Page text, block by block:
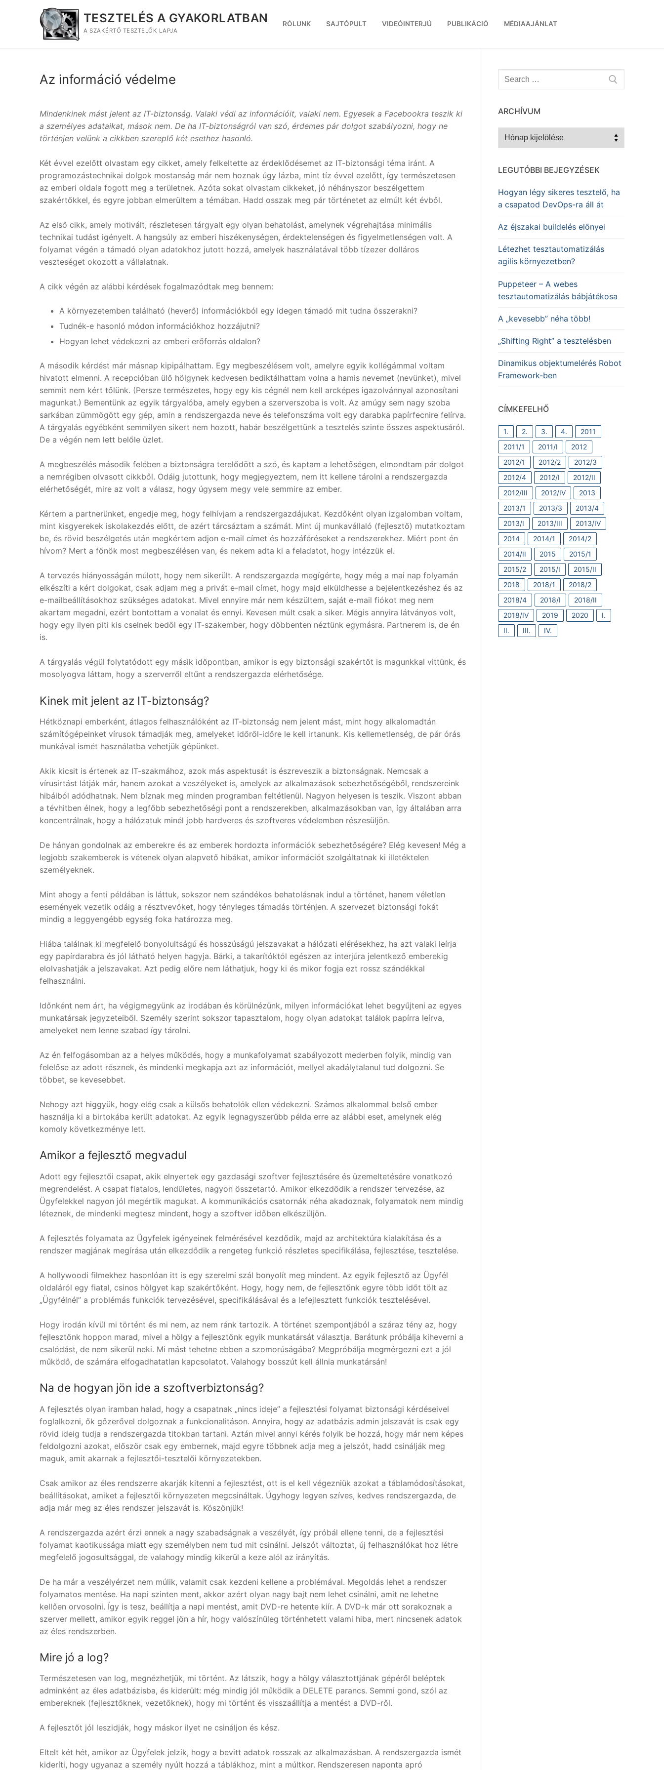
TESZTELÉS A GYAKORLATBAN
A SZAKÉRTŐ TESZTELŐK LAPJA
RÓLUNK SAJTÓPULT VIDEÓINTERJÚ PUBLIKÁCIÓ MÉDIAAJÁNLAT
Az információ védelme
Mindenkinek mást jelent az IT-biztonság. Valaki védi az információit, valaki nem. Egyesek a Facebookra teszik ki
a személyes adataikat, mások nem. De ha IT-biztonságról van szó, érdemes pár dolgot szabályozni, hogy ne
történjen velünk a cikkben szereplő két esethez hasonló.
Két évvel ezelőtt olvastam egy cikket, amely felkeltette az érdeklődésemet az IT-biztonsági téma iránt. A
programozástechnikai dolgok mostanság már nem hoznak úgy lázba, mint tíz évvel ezelőtt, így természetesen
az emberi oldala fogott meg a területnek. Azóta sokat olvastam cikkeket, jó néhányszor beszélgettem
szakértőkkel, és egyre jobban elmerültem a témában. Hadd osszak meg pár történetet az elmúlt két évből.
Az első cikk, amely motivált, részletesen tárgyalt egy olyan behatolást, amelynek végrehajtása minimális
technikai tudást igényelt. A hangsúly az emberi hiszékenységen, érdektelenségen és figyelmetlenségen volt. A
folyamat végén a támadó olyan adatokhoz jutott hozzá, amelyek használatával több tízezer dolláros
veszteséget okozott a vállalatnak.
A cikk végén az alábbi kérdések fogalmazódtak meg bennem:
A környezetemben található (heverő) információkból egy idegen támadó mit tudna összerakni?
Tudnék-e hasonló módon információkhoz hozzájutni?
Hogyan lehet védekezni az emberi erőforrás oldalon?
A második kérdést már másnap kipipálhattam. Egy megbeszélésem volt, amelyre egyik kollégámmal voltam
hivatott elmenni. A recepcióban ülő hölgynek kedvesen bediktálhattam volna a hamis nevemet (nevünket), mivel
semmit nem kért tőlünk. (Persze természetes, hogy egy kis cégnél nem kell arcképes igazolvánnyal azonosítani
magunkat.) Bementünk az egyik tárgyalóba, amely egyben a szerverszoba is volt. Az amúgy sem nagy szoba
sarkában zümmögött egy gép, amin a rendszergazda neve és telefonszáma volt egy darabka papírfecnire felírva.
A tárgyalás egyébként semmilyen sikert nem hozott, habár beszélgettünk a tesztelés szinte összes aspektusáról.
De a végén nem lett belőle üzlet.
A megbeszélés második felében a biztonságra terelődött a szó, és kaptam a lehetőségen, elmondtam pár dolgot
a nemrégiben olvasott cikkből. Odáig jutottunk, hogy megjegyeztem, nem itt kellene tárolni a rendszergazda
elérhetőségét, mire az volt a válasz, hogy úgysem megy vele semmire az ember.
Kértem a partnerünket, engedje meg, hogy felhívjam a rendszergazdájukat. Kezdőként olyan izgalomban voltam,
mint kisgyerekek iskolakezdés előtt, de azért tárcsáztam a számát. Mint új munkavállaló (fejlesztő) mutatkoztam
be, és rövid beszélgetés után megkértem adjon e-mail címet és hozzáféréseket a rendszerekhez. Miért pont én
hívom? Mert a főnök most megbeszélésen van, és nekem adta ki a feladatot, hogy intézzük el.
A tervezés hiányosságán múlott, hogy nem sikerült. A rendszergazda megígérte, hogy még a mai nap folyamán
elkészíti a kért dolgokat, csak adjam meg a privát e-mail címet, hogy majd elküldhesse a bejelentkezéshez és az
e-mailbeállításokhoz szükséges adatokat. Mivel ennyire már nem készültem, saját e-mail fiókot meg nem
akartam megadni, ezért bontottam a vonalat és ennyi. Kevesen múlt csak a siker. Mégis annyira látványos volt,
hogy egy ilyen piti kis cselnek bedől egy IT-szakember, hogy döbbenten néztünk egymásra. Partnerem is, de én
is.
A tárgyalás végül folytatódott egy másik időpontban, amikor is egy biztonsági szakértőt is magunkkal vittünk, és
mosolyogva láttam, hogy a szerverről eltűnt a rendszergazda elérhetősége.
Kinek mit jelent az IT-biztonság?
Hétköznapi emberként, átlagos felhasználóként az IT-biztonság nem jelent mást, mint hogy alkalomadtán
számítógépeinket vírusok támadják meg, amelyeket időről-időre le kell irtanunk. Kis kellemetlenség, de pár órás
munkával ismét használatba vehetjük gépünket.
Akik kicsit is értenek az IT-szakmához, azok más aspektusát is észreveszik a biztonságnak. Nemcsak a
vírusirtást látják már, hanem azokat a veszélyeket is, amelyek az alkalmazások sebezhetőségéből, rendszereink
hibáiból adódhatnak. Nem bíznak meg minden programban feltétlenül. Nagyon helyesen is teszik. Viszont abban
a tévhitben élnek, hogy a legfőbb sebezhetőségi pont a rendszerekben, alkalmazásokban van, így általában arra
koncentrálnak, hogy a hálózatuk minél jobb hardveres és szoftveres védelemben részesüljön.
De hányan gondolnak az emberekre és az emberek hordozta információk sebezhetőségére? Elég kevesen! Még a
legjobb szakemberek is vétenek olyan alapvető hibákat, amikor információt szolgáltatnak ki illetéktelen
személyeknek.
Mint ahogy a fenti példában is láttuk, sokszor nem szándékos behatolásnak indul a történet, hanem véletlen
események vezetik odáig a résztvevőket, hogy tényleges támadás történjen. A szervezet biztonsági fokát
mindig a leggyengébb egység foka határozza meg.
Hiába találnak ki megfelelő bonyolultságú és hosszúságú jelszavakat a hálózati elérésekhez, ha azt valaki leírja
egy papírdarabra és jól látható helyen hagyja. Bárki, a takarítóktól egészen az interjúra jelentkező emberekig
elolvashatják a jelszavakat. Azt pedig előre nem láthatjuk, hogy ki és mikor fogja ezt rossz szándékkal
felhasználni.
Időnként nem árt, ha végigmegyünk az irodában és körülnézünk, milyen információkat lehet begyűjteni az egyes
munkatársak jegyzeteiből. Személy szerint sokszor tapasztalom, hogy olyan adatokat találok papírra leírva,
amelyeket nem lenne szabad így tárolni.
Az én felfogásomban az a helyes működés, hogy a munkafolyamat szabályozott mederben folyik, mindig van
felelőse az adott résznek, és mindenki megkapja azt az információt, mellyel akadálytalanul tud dolgozni. Se
többet, se kevesebbet.
Nehogy azt higgyük, hogy elég csak a külsős behatolók ellen védekezni. Számos alkalommal belső ember
használja ki a birtokába került adatokat. Az egyik legnagyszerűbb példa erre az alábbi eset, amelynek elég
komoly következménye lett.
Amikor a fejlesztő megvadul
Adott egy fejlesztői csapat, akik elnyertek egy gazdasági szoftver fejlesztésére és üzemeltetésére vonatkozó
megrendelést. A csapat fiatalos, lendületes, nagyon összetartó. Amikor elkezdődik a rendszer tervezése, az
Ügyfelekkel nagyon jól megértik magukat. A kommunikációs csatornák néha akadoznak, folyamatok nem mindig
léteznek, de mindenki megtesz mindent, hogy a szoftver időben elkészüljön.
A fejlesztés folyamata az Ügyfelek igényeinek felmérésével kezdődik, majd az architektúra kialakítása és a
rendszer magjának megírása után elkezdődik a rengeteg funkció részletes specifikálása, fejlesztése, tesztelése.
A hollywoodi filmekhez hasonlóan itt is egy szerelmi szál bonyolít meg mindent. Az egyik fejlesztő az Ügyfél
oldaláról egy fiatal, csinos hölgyet kap szakértőként. Hogy, hogy nem, de fejlesztőnk egyre több időt tölt az
„Ügyfélnél” a problémás funkciók tervezésével, specifikálásával és a lefejlesztett funkciók tesztelésével.
Hogy irodán kívül mi történt és mi nem, az nem ránk tartozik. A történet szempontjából a száraz tény az, hogy
fejlesztőnk hoppon marad, mivel a hölgy a fejlesztőnk egyik munkatársát választja. Barátunk próbálja kiheverni a
csalódást, de nem sikerül neki. Mi mást tehetne ebben a szomorúságába? Megpróbálja megmérgezni ezt a jól
működő, de számára elfogadhatatlan kapcsolatot. Valahogy bosszút kell állnia munkatársán!
Na de hogyan jön ide a szoftverbiztonság?
A fejlesztés olyan iramban halad, hogy a csapatnak „nincs ideje” a fejlesztési folyamat biztonsági kérdéseivel
foglalkozni, ők gőzerővel dolgoznak a funkcionalitáson. Annyira, hogy az adatbázis admin jelszavát is csak egy
rövid ideig tudja a rendszergazda titokban tartani. Aztán mivel annyi kérés folyik be hozzá, hogy már nem képes
feldolgozni azokat, először csak egy embernek, majd egyre többnek adja meg a jelszót, hadd csinálják meg
maguk, amit akarnak a fejlesztői-tesztelői környezetekben.
Csak amikor az éles rendszerre akarják kitenni a fejlesztést, ott is el kell végezniük azokat a táblamódosításokat,
beállításokat, amiket a fejlesztői környezeten megcsináltak. Úgyhogy legyen szíves, kedves rendszergazda, de
adja már meg az éles rendszer jelszavát is. Köszönjük!
A rendszergazda azért érzi ennek a nagy szabadságnak a veszélyét, így próbál ellene tenni, de a fejlesztési
folyamat kaotikussága miatt egy személyben nem tud mit csinálni. Jelszót változtat, új felhasználókat hoz létre
megfelelő jogosultsággal, de valahogy mindig kikerül a keze alól az irányítás.
De ha már a veszélyérzet nem múlik, valamit csak kezdeni kellene a problémával. Megoldás lehet a rendszer
folyamatos mentése. Ha napi szinten ment, akkor azért olyan nagy bajt nem lehet csinálni, amit ne lehetne
kellően orvosolni. Így is tesz, beállítja a napi mentést, amit DVD-re hetente kiír. A DVD-k már ott sorakoznak a
szerver mellett, amikor egyik reggel jön a hír, hogy valószínűleg történhetett valami hiba, mert nincsenek adatok
az éles rendszerben.
Mire jó a log?
Természetesen van log, megnézhetjük, mi történt. Az látszik, hogy a hölgy választottjának gépéről beléptek
adminként az éles adatbázisba, és kiderült: még mindig jól működik a DELETE parancs. Semmi gond, szól az
embereknek (fejlesztőknek, vezetőknek), hogy mi történt és visszaállítja a mentést a DVD-ről.
A fejlesztőt jól leszidják, hogy máskor ilyet ne csináljon és kész.
Eltelt két hét, amikor az Ügyfelek jelzik, hogy a bevitt adatok rosszak az alkalmazásban. A rendszergazda ismét
kideríti, hogy ugyanaz a személy nyúlt hozzá a táblákhoz, mint a múltkor. Rendszeresen naponta apró
Keresése:
ARCHÍVUM
Archívum
LEGUTÓBBI BEJEGYZÉSEK
Hogyan légy sikeres tesztelő, ha
a csapatod DevOps-ra áll át
Az éjszakai buildelés előnyei
Létezhet tesztautomatizálás
agilis környezetben?
Puppeteer – A webes
tesztautomatizálás bábjátékosa
A „kevesebb” néha több!
„Shifting Right” a tesztelésben
Dinamikus objektumelérés Robot
Framework-ben
CÍMKEFELHŐ
1. 2. 3. 4.
2011
2011/1
2011/I
2012
2012/1
2012/2
2012/3
2012/4
2012/I
2012/II
2012/III
2012/IV
2013
2013/1
2013/3
2013/4
2013/I
2013/III
2013/IV
2014
2014/1
2014/2
2014/II
2015
2015/1
2015/2
2015/I
2015/II
2018
2018/1
2018/2
2018/4
2018/I
2018/II
2018/IV
2019 2020
I.
II.
III. IV.